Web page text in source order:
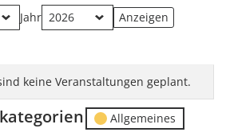
Jahr
keine Veranstaltungen geplant.
Allgemeines